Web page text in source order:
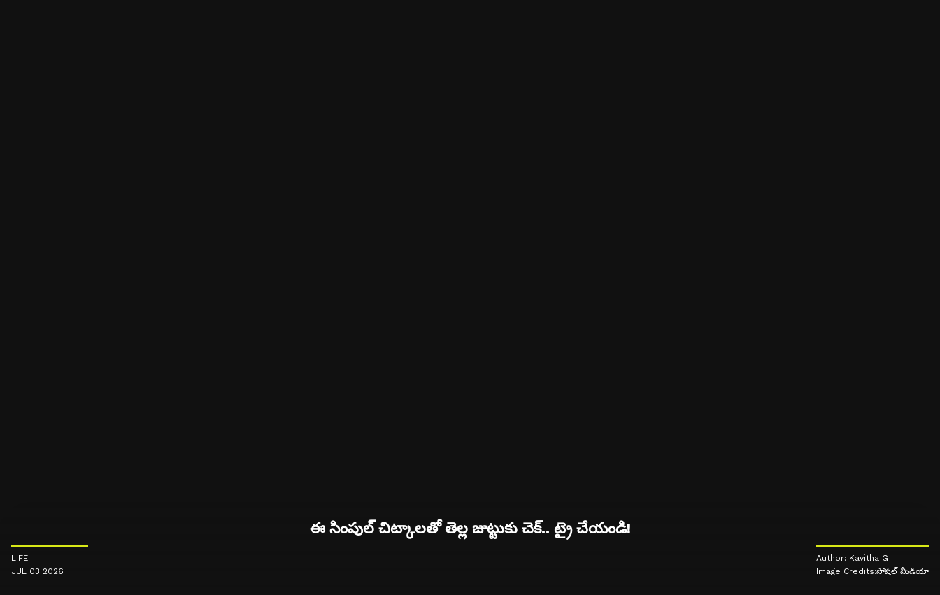
ఈ సింపుల్ చిట్కాలతో తెల్ల జుట్టుకు చెక్.. ట్రై చేయండి!
LIFE
JUL 03 2026
Author: Kavitha G
Image Credits:సోషల్ మీడియా